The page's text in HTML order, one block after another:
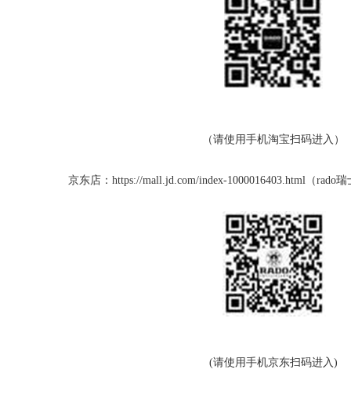
（请使用手机淘宝扫码进入）
京东店：https://mall.jd.com/index-1000016403.html（rado
(请使用手机京东扫码进入)